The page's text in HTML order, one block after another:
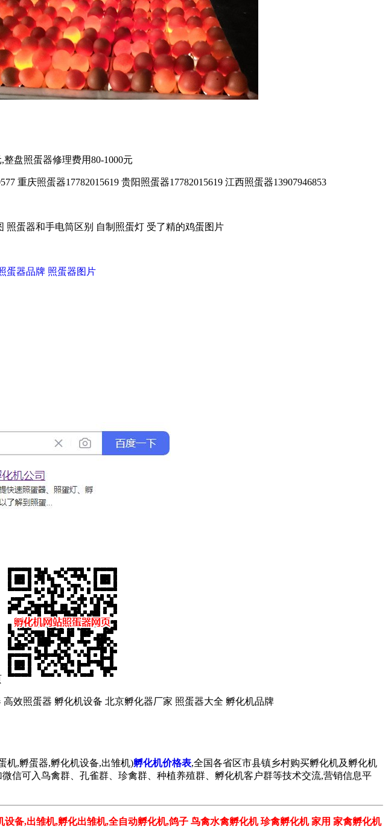
盘照蛋器修理费用80-1000元
重庆照蛋器17782015619 贵阳照蛋器17782015619 江西照蛋器13907946853
照蛋器和手电筒区别 自制照蛋灯 受了精的鸡蛋图片
蛋器品牌 照蛋器图片
高效照蛋器 孵化机设备 北京孵化器厂家 照蛋器大全 孵化机品牌
机,孵蛋器,孵化机设备,出雏机)孵化机价格表,全国各省区市县镇乡村购买孵化机及孵化机
信可入鸟禽群、孔雀群、珍禽群、种植养殖群、孵化机客户群等技术交流,营销信息平
备,出雏机,孵化出雏机,全自动孵化机,鸽子 鸟禽水禽孵化机 珍禽孵化机 家用 家禽孵化机